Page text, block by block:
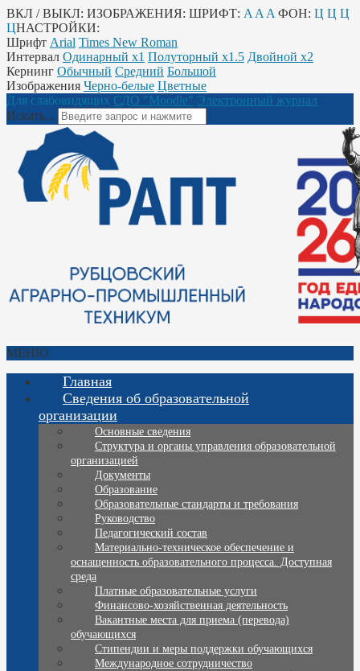
ВКЛ / ВЫКЛ: ИЗОБРАЖЕНИЯ: ШРИФТ: A A A ФОН: Ц Ц Ц
ЦНАСТРОЙКИ:
Шрифт Arial Times New Roman
Интервал Одинарный х1 Полуторный х1.5 Двойной х2
Кернинг Обычный Средний Большой
Изображения Черно-белые Цветные
Для слабовидящих СДО "Moodle" Электронный журнал
Искать...
МЕНЮ
Главная
Сведения об образовательной
организации
Основные сведения
Структура и органы управления образовательной
организацией
Документы
Образование
Образовательные стандарты и требования
Руководство
Педагогический состав
Материально-техническое обеспечение и
оснащенность образовательного процесса. Доступная
среда
Платные образовательные услуги
Финансово-хозяйственная деятельность
Вакантные места для приема (перевода)
обучающихся
Стипендии и меры поддержки обучающихся
Международное сотрудничество